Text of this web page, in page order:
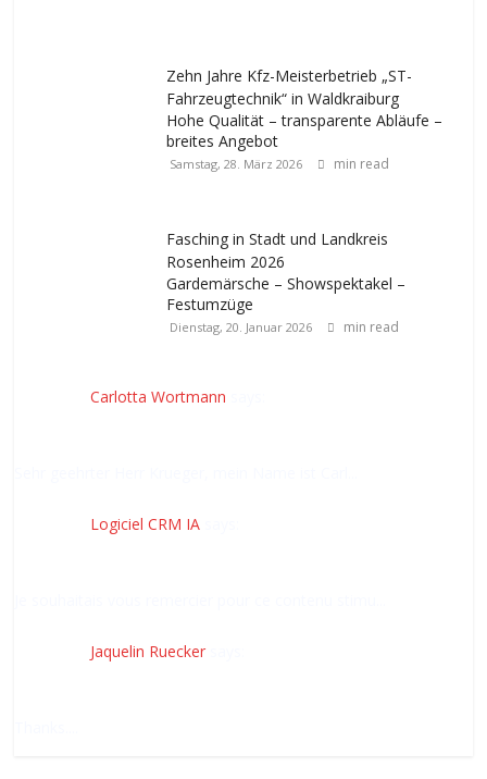
Zehn Jahre Kfz-Meisterbetrieb „ST-
Fahrzeugtechnik“ in Waldkraiburg
Hohe Qualität – transparente Abläufe –
breites Angebot
Samstag, 28. März 2026 min read
Fasching in Stadt und Landkreis
Rosenheim 2026
Gardemärsche – Showspektakel –
Festumzüge
Dienstag, 20. Januar 2026 min read
Carlotta Wortmann
Logiciel CRM IA
Jaquelin Ruecker